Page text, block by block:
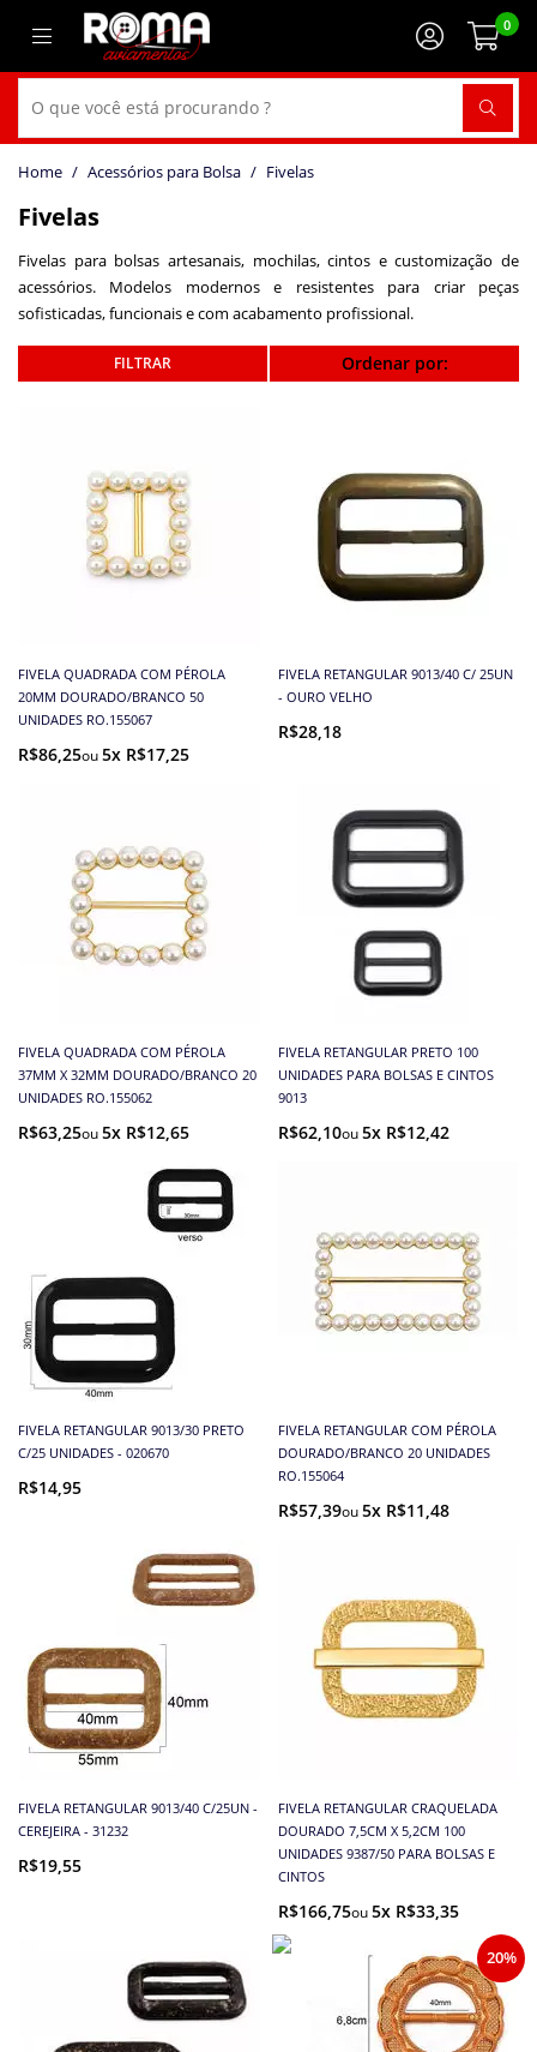
0
Acessórios para Bolsa Fivelas
Fivelas
Fivelas para bolsas artesanais, mochilas, cintos e customização de
acessórios. Modelos modernos e resistentes para criar peças
sofisticadas, funcionais e com acabamento profissional.
Ordenar por:
FIVELA QUADRADA COM PÉROLA
20MM DOURADO/BRANCO 50
UNIDADES RO.155067
R$86,25 5x R$17,25
FIVELA RETANGULAR 9013/40 C/ 25UN
- OURO VELHO
R$28,18
FIVELA QUADRADA COM PÉROLA
37MM X 32MM DOURADO/BRANCO 20
UNIDADES RO.155062
R$63,25 5x R$12,65
FIVELA RETANGULAR PRETO 100
UNIDADES PARA BOLSAS E CINTOS
9013
R$62,10 5x R$12,42
FIVELA RETANGULAR 9013/30 PRETO
C/25 UNIDADES - 020670
R$14,95
FIVELA RETANGULAR COM PÉROLA
DOURADO/BRANCO 20 UNIDADES
RO.155064
R$57,39 5x R$11,48
FIVELA RETANGULAR 9013/40 C/25UN -
CEREJEIRA - 31232
R$19,55
FIVELA RETANGULAR CRAQUELADA
DOURADO 7,5CM X 5,2CM 100
UNIDADES 9387/50 PARA BOLSAS E
CINTOS
R$166,75 5x R$33,35
20%